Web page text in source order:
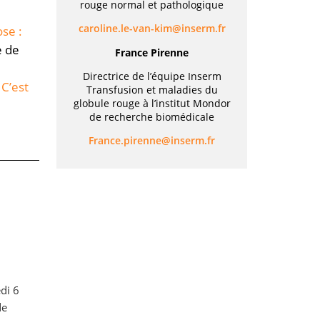
:
de
6
rouge normal et pathologique
rf.mresni@mik-nav-el.enilorac
France Pirenne
Directrice de l’équipe Inserm
Transfusion et maladies du
globule rouge à l’institut Mondor
de recherche biomédicale
rf.mresni@ennerip.ecnarF